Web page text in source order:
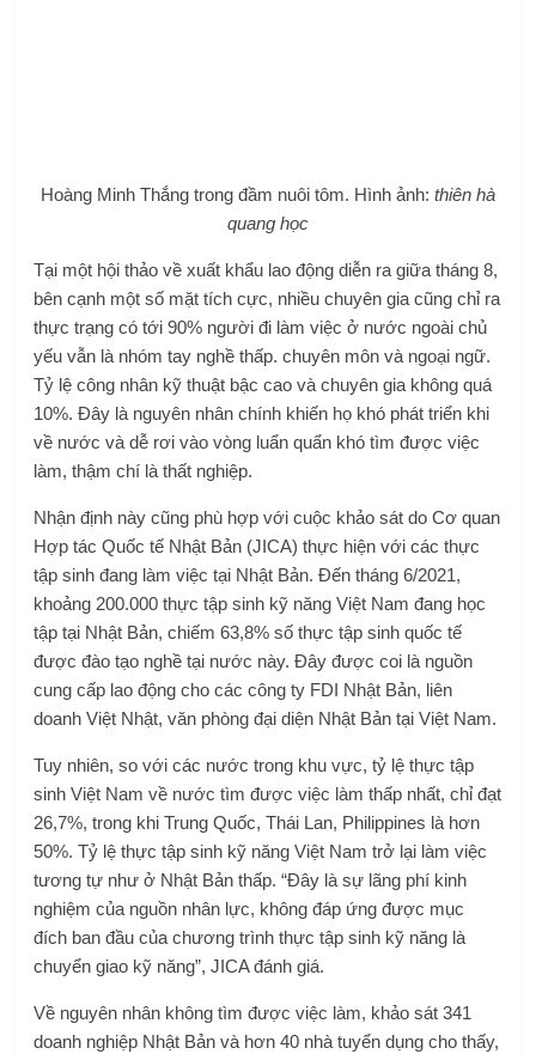
Hoàng Minh Thắng trong đầm nuôi tôm. Hình ảnh: thiên hà
quang học
Tại một hội thảo về xuất khẩu lao động diễn ra giữa tháng 8,
bên cạnh một số mặt tích cực, nhiều chuyên gia cũng chỉ ra
thực trạng có tới 90% người đi làm việc ở nước ngoài chủ
yếu vẫn là nhóm tay nghề thấp. chuyên môn và ngoại ngữ.
Tỷ lệ công nhân kỹ thuật bậc cao và chuyên gia không quá
10%. Đây là nguyên nhân chính khiến họ khó phát triển khi
về nước và dễ rơi vào vòng luẩn quẩn khó tìm được việc
làm, thậm chí là thất nghiệp.
Nhận định này cũng phù hợp với cuộc khảo sát do Cơ quan
Hợp tác Quốc tế Nhật Bản (JICA) thực hiện với các thực
tập sinh đang làm việc tại Nhật Bản. Đến tháng 6/2021,
khoảng 200.000 thực tập sinh kỹ năng Việt Nam đang học
tập tại Nhật Bản, chiếm 63,8% số thực tập sinh quốc tế
được đào tạo nghề tại nước này. Đây được coi là nguồn
cung cấp lao động cho các công ty FDI Nhật Bản, liên
doanh Việt Nhật, văn phòng đại diện Nhật Bản tại Việt Nam.
Tuy nhiên, so với các nước trong khu vực, tỷ lệ thực tập
sinh Việt Nam về nước tìm được việc làm thấp nhất, chỉ đạt
26,7%, trong khi Trung Quốc, Thái Lan, Philippines là hơn
50%. Tỷ lệ thực tập sinh kỹ năng Việt Nam trở lại làm việc
tương tự như ở Nhật Bản thấp. “Đây là sự lãng phí kinh
nghiệm của nguồn nhân lực, không đáp ứng được mục
đích ban đầu của chương trình thực tập sinh kỹ năng là
chuyển giao kỹ năng”, JICA đánh giá.
Về nguyên nhân không tìm được việc làm, khảo sát 341
doanh nghiệp Nhật Bản và hơn 40 nhà tuyển dụng cho thấy,